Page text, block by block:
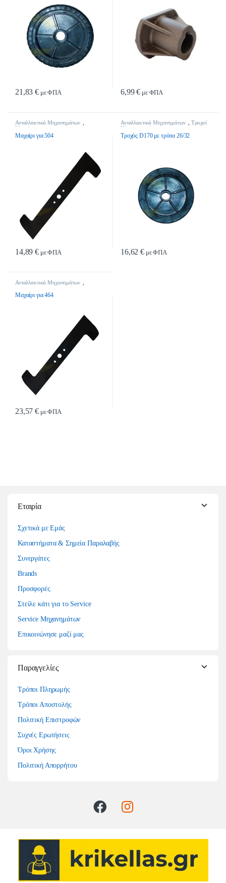
21,83€ με ΦΠΑ 6,99€ με ΦΠΑ
Ανταλλακτικά Μηχανημάτων ,
Μαχαίρια
Μαχαίρι για 504
14,89€ με ΦΠΑ
Ανταλλακτικά Μηχανημάτων , Τροχοί
Χλοοκοπτικών
Τροχός D170 με τρύπα 26/32
16,62€ με ΦΠΑ
Ανταλλακτικά Μηχανημάτων
Μαχαίρι για 464
23,57€ με ΦΠΑ
Εταιρία
Σχετικά με Εμάς
Καταστήματα & Σημεία Παραλαβής
Συνεργάτες
Brands
Προσφορές
Στείλε κάτι για το Service
Service Μηχανημάτων
Επικοινώνησε μαζί μας
Παραγγελίες
Τρόποι Πληρωμής
Τρόποι Αποστολής
Πολιτική Επιστροφών
Συχνές Ερωτήσεις
Όροι Χρήσης
Πολιτική Απορρήτου